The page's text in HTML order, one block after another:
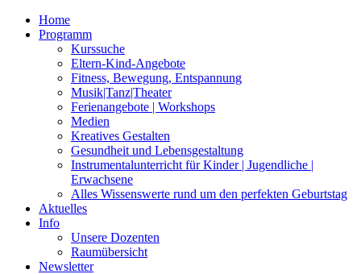
Home
Programm
Kurssuche
Eltern-Kind-Angebote
Fitness, Bewegung, Entspannung
Musik|Tanz|Theater
Ferienangebote | Workshops
Medien
Kreatives Gestalten
Gesundheit und Lebensgestaltung
Instrumentalunterricht für Kinder | Jugendliche |
Erwachsene
Alles Wissenswerte rund um den perfekten Geburtstag
Aktuelles
Info
Unsere Dozenten
Raumübersicht
Newsletter